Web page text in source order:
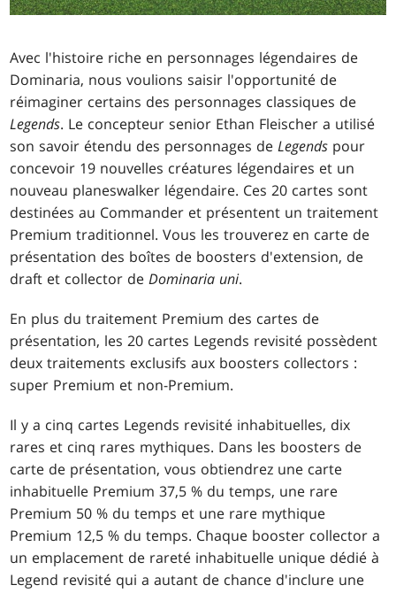
Avec l'histoire riche en personnages légendaires de
Dominaria, nous voulions saisir l'opportunité de
réimaginer certains des personnages classiques de
Legends. Le concepteur senior Ethan Fleischer a utilisé
son savoir étendu des personnages deLegends pour
concevoir 19 nouvelles créatures légendaires et un
nouveau planeswalker légendaire. Ces 20 cartes sont
destinées au Commander et présentent un traitement
Premium traditionnel. Vous les trouverez en carte de
présentation des boîtes de boosters d'extension, de
draft et collector deDominaria uni.
En plus du traitement Premium des cartes de
présentation, les 20 cartes Legends revisité possèdent
deux traitements exclusifs aux boosters collectors :
super Premium et non-Premium.
Il y a cinq cartes Legends revisité inhabituelles, dix
rares et cinq rares mythiques. Dans les boosters de
carte de présentation, vous obtiendrez une carte
inhabituelle Premium 37,5 % du temps, une rare
Premium 50 % du temps et une rare mythique
Premium 12,5 % du temps. Chaque booster collector a
un emplacement de rareté inhabituelle unique dédié à
Legend revisité qui a autant de chance d'inclure une